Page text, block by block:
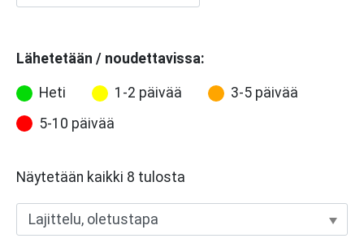
Lähetetään / noudettavissa:
Heti 1-2 päivää
3-5 päivää
5-10 päivää
Näytetään kaikki 8 tulosta